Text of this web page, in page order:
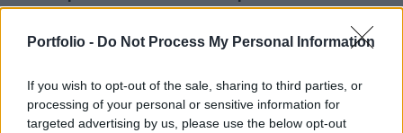
Portfolio - Do Not Process My Personal Information
If you wish to opt-out of the sale, sharing to third parties, or
processing of your personal or sensitive information for
targeted advertising by us, please use the below opt-out
belföldi tőkepiacba vetett bizalom pedig nem túl
befektetési alapok vagyona akár háromszorosára
is emelkedhet - írja a Financial Times.